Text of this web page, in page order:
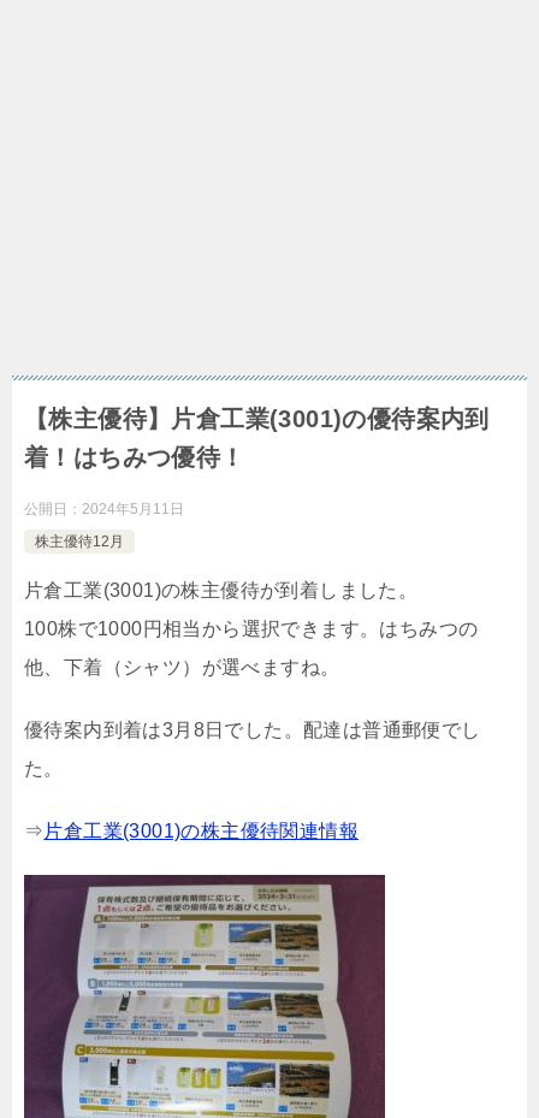
【株主優待】片倉工業(3001)の優待案内到
着！はちみつ優待！
公開日： 2024年5月11日
株主優待12月
片倉工業(3001)の株主優待が到着しました。
100株で1000円相当から選択できます。はちみつの
他、下着（シャツ）が選べますね。
優待案内到着は3月8日でした。配達は普通郵便でし
た。
⇒ 片倉工業(3001)の株主優待関連情報